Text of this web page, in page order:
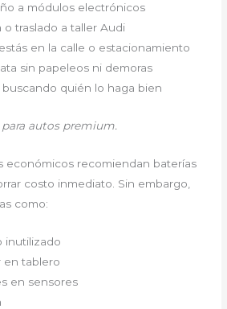
a módulos electrónicos
o traslado a taller Audi
en la calle o estacionamiento
sin papeleos ni demoras
quién lo haga bien
autos premium.
económicos recomiendan baterías
costo inmediato. Sin embargo,
como:
inutilizado
en tablero
en sensores